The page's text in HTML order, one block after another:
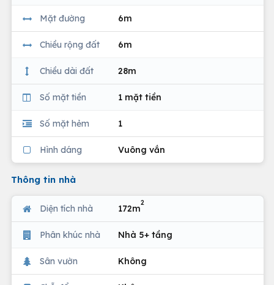
Mặt đường 6m
Chiều rộng đất 6m
Chiều dài đất 28m
Số mặt tiền 1 mặt tiền
Số mặt hẻm 1
Hình dáng Vuông vắn
Thông tin nhà
Diện tích nhà 172m
2
Phân khúc nhà Nhà 5+ tầng
Sân vườn Không